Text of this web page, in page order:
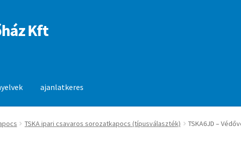
Kft
ajanlatkeres
TSKA ipari csavaros sorozatkapocs (típusválaszték)
TSKA6JD –